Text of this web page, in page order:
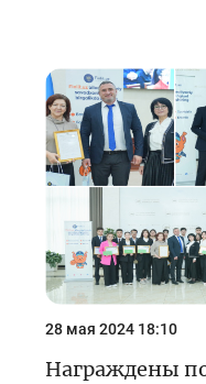
28 мая 2024 18:10
Награждены